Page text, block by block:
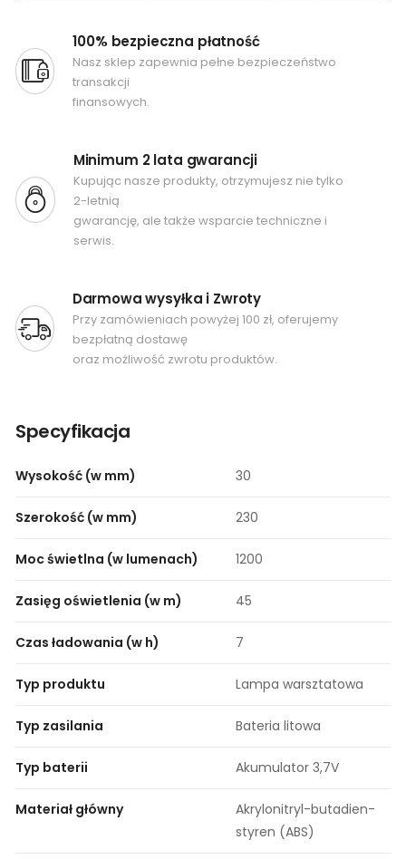
100% bezpieczna płatność
Nasz sklep zapewnia pełne bezpieczeństwo
transakcji
finansowych.
Minimum 2 lata gwarancji
Kupując nasze produkty, otrzymujesz nie tylko
2-letnią
gwarancję, ale także wsparcie techniczne i
serwis.
Darmowa wysyłka i Zwroty
Przy zamówieniach powyżej 100 zł, oferujemy
bezpłatną dostawę
oraz możliwość zwrotu produktów.
Specyfikacja
Wysokość (w mm) 30
Szerokość (w mm) 230
Moc świetlna (w lumenach) 1200
Zasięg oświetlenia (w m) 45
Czas ładowania (w h) 7
Typ produktu Lampa warsztatowa
Typ zasilania Bateria litowa
Typ baterii Akumulator 3,7V
Materiał główny
Akrylonitryl-butadien-
styren (ABS)